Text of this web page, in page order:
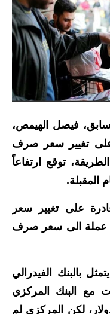
السياسية
الامنية
الاقتصادية
الرياضية
وقرارات وزارة التربية
الابتدائية
المتوسطة
فيصل الهيمص،
على تغيير سعر صرف
توقع ارتفاعاً
المقبلة.
على تغيير سعر
عملة الى سعر صرف
بالبنك الفيدرالي
مع البنك المركزي
لكن المركزي لم